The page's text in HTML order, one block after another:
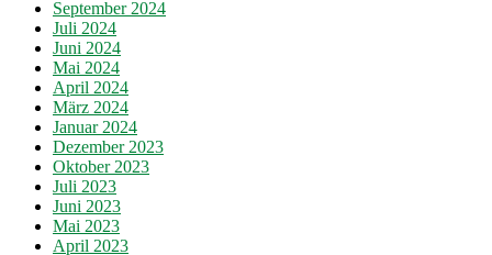
September 2024
Juli 2024
Juni 2024
Mai 2024
April 2024
März 2024
Januar 2024
Dezember 2023
Oktober 2023
Juli 2023
Juni 2023
Mai 2023
April 2023